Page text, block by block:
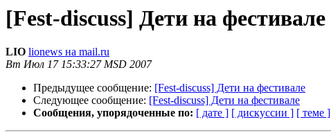
[Fest-discuss] Дети на фестивале
LIO lionews на mail.ru
Вт Июл 17 15:33:27 MSD 2007
Предыдущее сообщение: [Fest-discuss] Дети на фестивале
Следующее сообщение: [Fest-discuss] Дети на фестивале
Сообщения, упорядоченные по: [ дате ] [ дискуссии ] [ теме ]